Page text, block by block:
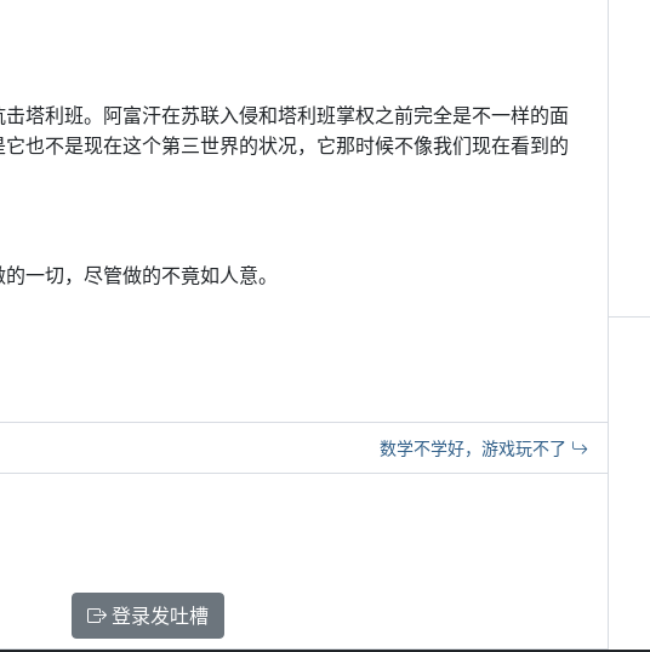
塔利班。阿富汗在苏联入侵和塔利班掌权之前完全是不一样的面
也不是现在这个第三世界的状况，它那时候不像我们现在看到的
一切，尽管做的不竟如人意。
数学不学好，游戏玩不了
登录发吐槽